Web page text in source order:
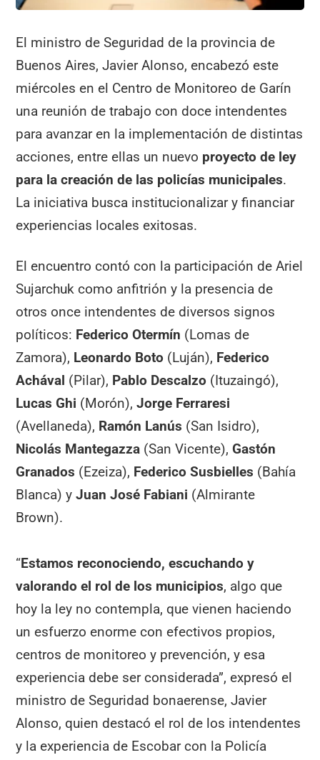
El ministro de Seguridad de la provincia de
Buenos Aires, Javier Alonso, encabezó este
miércoles en el Centro de Monitoreo de Garín
una reunión de trabajo con doce intendentes
para avanzar en la implementación de distintas
acciones, entre ellas un nuevo proyecto de ley
para la creación de las policías municipales.
La iniciativa busca institucionalizar y financiar
experiencias locales exitosas.
El encuentro contó con la participación de Ariel
Sujarchuk como anfitrión y la presencia de
otros once intendentes de diversos signos
políticos: Federico Otermín (Lomas de
Zamora), Leonardo Boto (Luján), Federico
Achával (Pilar), Pablo Descalzo (Ituzaingó),
Lucas Ghi (Morón),Jorge Ferraresi
(Avellaneda), Ramón Lanús (San Isidro),
Nicolás Mantegazza (San Vicente), Gastón
Granados (Ezeiza), Federico Susbielles (Bahía
Blanca) yJuan José Fabiani (Almirante
Brown).
“Estamos reconociendo, escuchando y
valorando el rol de los municipios, algo que
hoy la ley no contempla, que vienen haciendo
un esfuerzo enorme con efectivos propios,
centros de monitoreo y prevención, y esa
experiencia debe ser considerada”, expresó el
ministro de Seguridad bonaerense, Javier
Alonso, quien destacó el rol de los intendentes
y la experiencia de Escobar con la Policía